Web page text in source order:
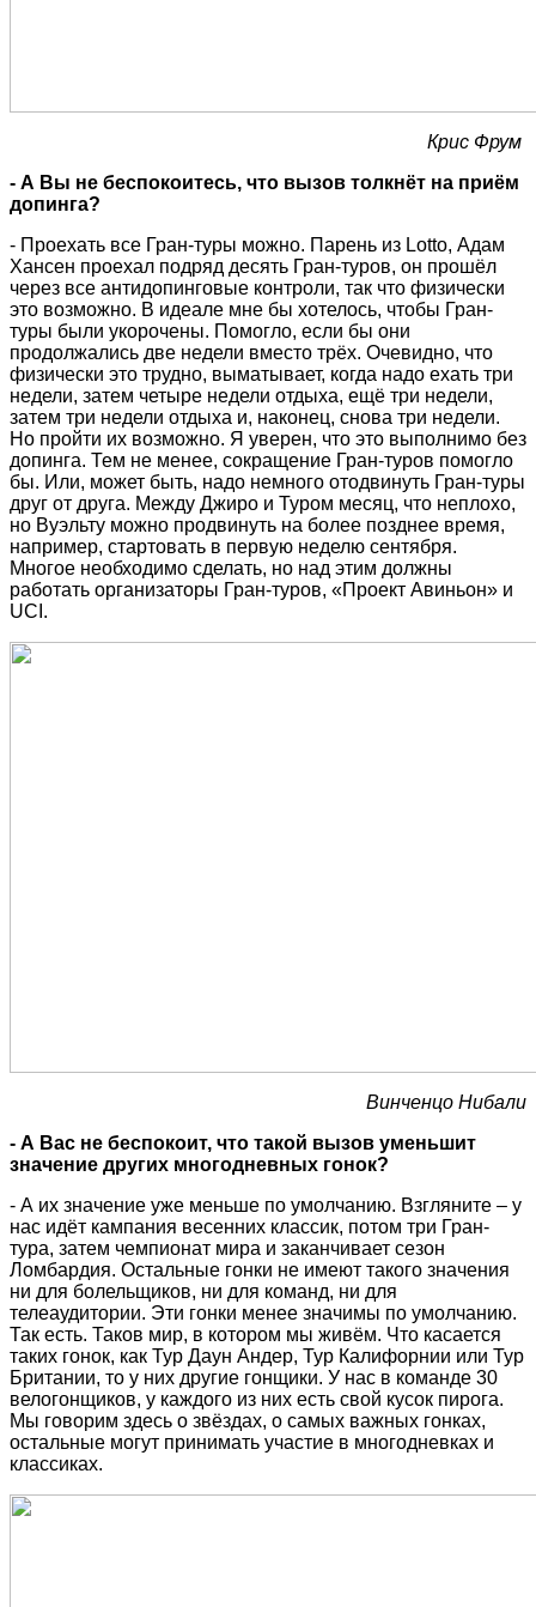
Крис Фрум
- А Вы не беспокоитесь, что вызов толкнёт на приём
допинга?
- Проехать все Гран-туры можно. Парень из Lotto, Адам
Хансен проехал подряд десять Гран-туров, он прошёл
через все антидопинговые контроли, так что физически
это возможно. В идеале мне бы хотелось, чтобы Гран-
туры были укорочены. Помогло, если бы они
продолжались две недели вместо трёх. Очевидно, что
физически это трудно, выматывает, когда надо ехать три
недели, затем четыре недели отдыха, ещё три недели,
затем три недели отдыха и, наконец, снова три недели.
Но пройти их возможно. Я уверен, что это выполнимо без
допинга. Тем не менее, сокращение Гран-туров помогло
бы. Или, может быть, надо немного отодвинуть Гран-туры
друг от друга. Между Джиро и Туром месяц, что неплохо,
но Вуэльту можно продвинуть на более позднее время,
например, стартовать в первую неделю сентября.
Многое необходимо сделать, но над этим должны
работать организаторы Гран-туров, «Проект Авиньон» и
UCI.
Винченцо Нибали
- А Вас не беспокоит, что такой вызов уменьшит
значение других многодневных гонок?
- А их значение уже меньше по умолчанию. Взгляните – у
нас идёт кампания весенних классик, потом три Гран-
тура, затем чемпионат мира и заканчивает сезон
Ломбардия. Остальные гонки не имеют такого значения
ни для болельщиков, ни для команд, ни для
телеаудитории. Эти гонки менее значимы по умолчанию.
Так есть. Таков мир, в котором мы живём. Что касается
таких гонок, как Тур Даун Андер, Тур Калифорнии или Тур
Британии, то у них другие гонщики. У нас в команде 30
велогонщиков, у каждого из них есть свой кусок пирога.
Мы говорим здесь о звёздах, о самых важных гонках,
остальные могут принимать участие в многодневках и
классиках.